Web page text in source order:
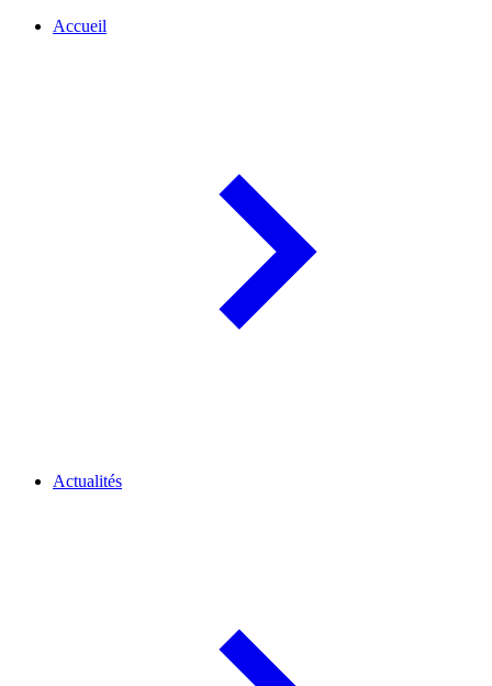
Accueil
Actualités